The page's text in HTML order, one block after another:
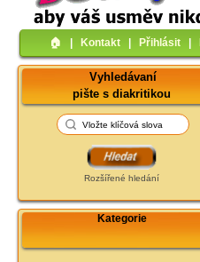
🏠︎ Kontakt Přihlásit
Vyhledávaní
pište s diakritikou
Rozšířené hledání
Kategorie